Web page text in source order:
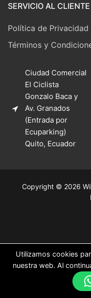
SERVICIO AL CLIENTE
Política de Privacidad
Términos y
Ciudad Comercial
El Ciclista
Gonzalo Baca y
Av. Granados
(Entrada por
Ecuparking)
Quito, Ecuador
Copyright © 2026
Utilizamos cookies
nuestra web. Al